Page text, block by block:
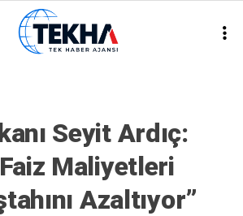
29.6
Seyit Ardıç:
Maliyetleri
Azaltıyor”